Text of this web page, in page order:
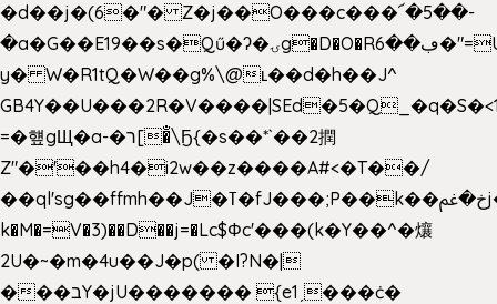
�d��j�(6�"� Z�j��O���c���՜�5��-
�a�G��E19��s�Qű�ʔ�ۍg�D�O�Rڢ��6�"=Uh����
y� W�R1tQ�W��g%\@ʟ��d�h��J^
=�헆gЩ�a-�ר[�̐\Ҕ{�s��*`��2撋
Z"�'��h4�i2w��z����A#<�T��/
��ql'sg��ffmh��J�ߠ�fJ���;P��k��خ�ﰬj��0��E8��6G���գN9?
k�M�=V�3)��D��j=�Lc$Φc'���(k�Y��^�爙
2U�~�m�4u��J�p( �I?N�|
���בY�jU������� {e1ˏ���ċ�